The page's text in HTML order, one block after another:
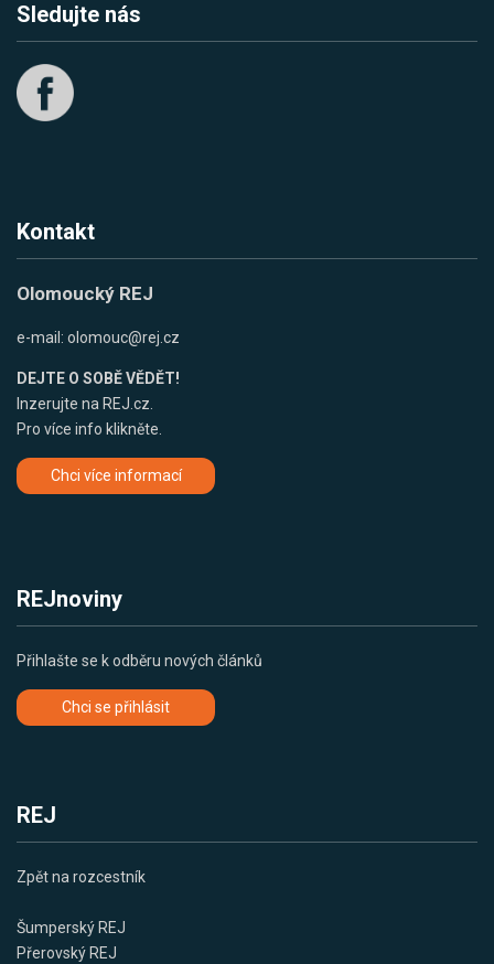
Sledujte nás
Kontakt
Olomoucký REJ
e-mail: olomouc@rej.cz
DEJTE O SOBĚ VĚDĚT!
Inzerujte na REJ.cz.
Pro více info klikněte.
Chci více informací
REJnoviny
Přihlašte se k odběru nových článků
Chci se přihlásit
REJ
Zpět na rozcestník
Šumperský REJ
Přerovský REJ